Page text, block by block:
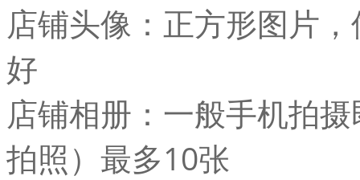
店铺头像：正方形图片
好
店铺相册：一般手机拍
拍照）最多10张